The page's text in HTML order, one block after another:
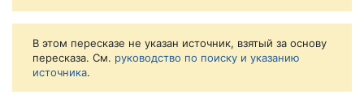
В этом пересказе не указан источник, взятый за основу
пересказа. См. руководство по поиску и указанию
источника.